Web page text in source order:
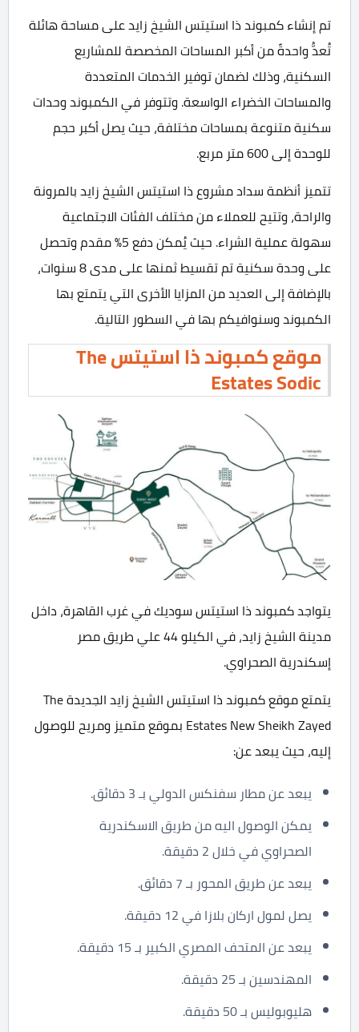
تم إنشاء كمبوند ذا استيتس الشيخ زايد على مساحة هائلة
تُعدُّ واحدةً من أكبر المساحات المخصصة للمشاريع
السكنية، وذلك لضمان توفير الخدمات المتعددة
والمساحات الخضراء الواسعة. وتتوفر في الكمبوند وحدات
سكنية متنوعة بمساحات مختلفة، حيث يصل أكبر حجم
للوحدة إلى 600 متر مربع.
تتميز أنظمة سداد مشروع ذا استيتس الشيخ زايد بالمرونة
والراحة، وتتيح للعملاء من مختلف الفئات الاجتماعية
سهولة عملية الشراء. حيث يُمكن دفع 5% مقدم وتحصل
على وحدة سكنية تم تقسيط ثمنها على مدى 8 سنوات،
بالإضافة إلى العديد من المزايا الأخرى التي يتمتع بها
الكمبوند وسنوافيكم بها في السطور التالية.
موقع كمبوند ذا استيتس The
Estates Sodic
يتواجد كمبوند ذا استيتس سوديك في غرب القاهرة، داخل
مدينة الشيخ زايد، في الكيلو 44 علي طريق مصر
إسكندرية الصحراوي.
يتمتع موقع كمبوند ذا استيتس الشيخ زايد الجديدة The
Estates New Sheikh Zayed بموقع متميز ومريح للوصول
إليه، حيث يبعد عن:
يبعد عن مطار سفنكس الدولي بـ 3 دقائق.
يمكن الوصول اليه من طريق الاسكندرية
الصحراوي في خلال 2 دقيقة.
يبعد عن طريق المحور بـ 7 دقائق.
يصل لمول اركان بلازا في 12 دقيقة.
يبعد عن المتحف المصري الكبير بـ 15 دقيقة.
المهندسين بـ 25 دقيقة.
هليوبوليس بـ 50 دقيقة.